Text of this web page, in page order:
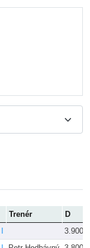
Trenér D
3.900